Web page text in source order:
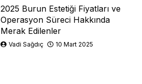
2025 Burun Estetiği Fiyatları ve
Operasyon Süreci Hakkında
Merak Edilenler
Vadi Sağdıç 10 Mart 2025